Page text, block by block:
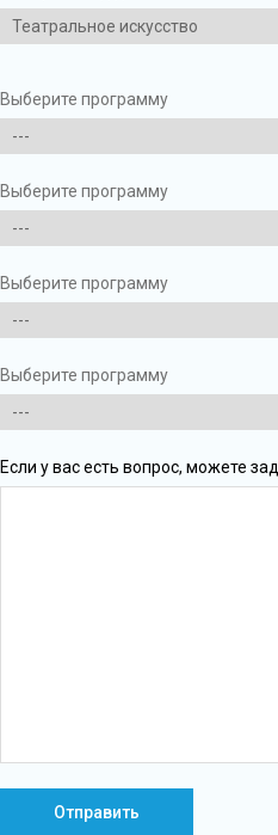
Выберите программу
Выберите программу
Выберите программу
Выберите программу
Если у вас есть вопрос, можете